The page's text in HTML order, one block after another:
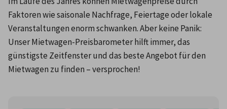
Faktoren wie saisonale Nachfrage, Feiertage oder lokale
Veranstaltungen enorm schwanken. Aber keine Panik:
Unser Mietwagen-Preisbarometer hilft immer, das
günstigste Zeitfenster und das beste Angebot für den
Mietwagen zu finden – versprochen!